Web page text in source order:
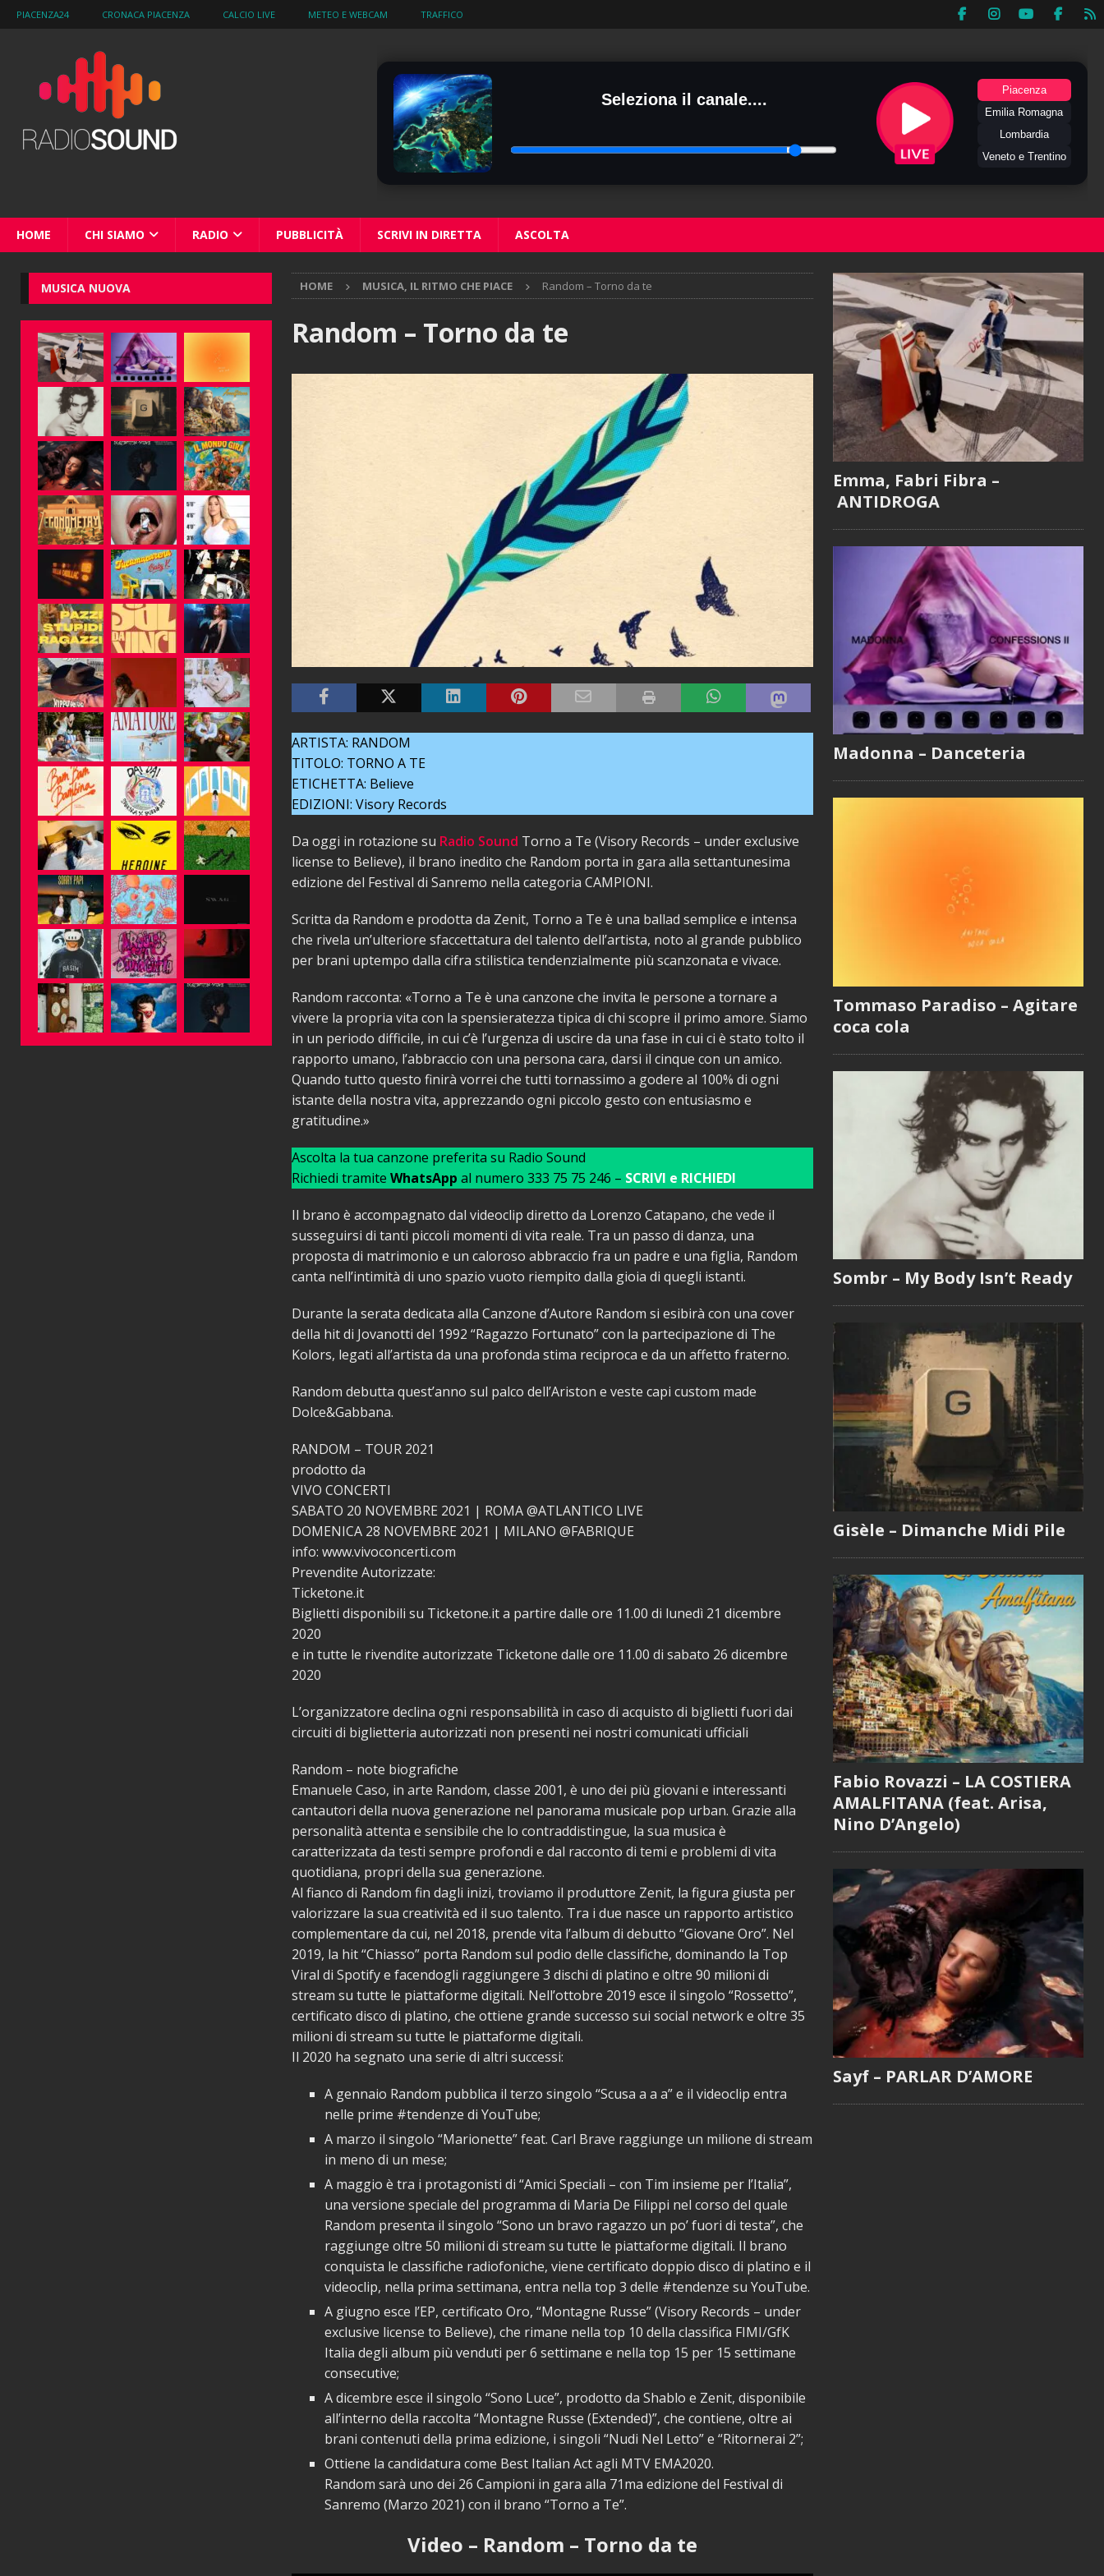
PIACENZA24 CRONACA PIACENZA CALCIO LIVE METEO E WEBCAM TRAFFICO
Seleziona il canale....
Piacenza
Emilia Romagna
Lombardia
Veneto e Trentino
HOME CHI SIAMO RADIO PUBBLICITÀ SCRIVI IN DIRETTA ASCOLTA
HOME MUSICA, IL RITMO CHE PIACE Random – Torno da te
Random – Torno da te
ARTISTA: RANDOM
TITOLO: TORNO A TE
ETICHETTA: Believe
EDIZIONI: Visory Records
Da oggi in rotazione su Radio Sound Torno a Te (Visory Records – under exclusive
license to Believe), il brano inedito che Random porta in gara alla settantunesima
edizione del Festival di Sanremo nella categoria CAMPIONI.
Scritta da Random e prodotta da Zenit, Torno a Te è una ballad semplice e intensa
che rivela un’ulteriore sfaccettatura del talento dell’artista, noto al grande pubblico
per brani uptempo dalla cifra stilistica tendenzialmente più scanzonata e vivace.
Random racconta: «Torno a Te è una canzone che invita le persone a tornare a
vivere la propria vita con la spensieratezza tipica di chi scopre il primo amore. Siamo
in un periodo difficile, in cui c’è l’urgenza di uscire da una fase in cui ci è stato tolto il
rapporto umano, l’abbraccio con una persona cara, darsi il cinque con un amico.
Quando tutto questo finirà vorrei che tutti tornassimo a godere al 100% di ogni
istante della nostra vita, apprezzando ogni piccolo gesto con entusiasmo e
gratitudine.»
Ascolta la tua canzone preferita su Radio Sound
Richiedi tramite WhatsApp al numero 333 75 75 246 – SCRIVI e RICHIEDI
Il brano è accompagnato dal videoclip diretto da Lorenzo Catapano, che vede il
susseguirsi di tanti piccoli momenti di vita reale. Tra un passo di danza, una
proposta di matrimonio e un caloroso abbraccio fra un padre e una figlia, Random
canta nell’intimità di uno spazio vuoto riempito dalla gioia di quegli istanti.
Durante la serata dedicata alla Canzone d’Autore Random si esibirà con una cover
della hit di Jovanotti del 1992 “Ragazzo Fortunato” con la partecipazione di The
Kolors, legati all’artista da una profonda stima reciproca e da un affetto fraterno.
Random debutta quest’anno sul palco dell’Ariston e veste capi custom made
Dolce&Gabbana.
RANDOM – TOUR 2021
prodotto da
VIVO CONCERTI
SABATO 20 NOVEMBRE 2021 | ROMA @ATLANTICO LIVE
DOMENICA 28 NOVEMBRE 2021 | MILANO @FABRIQUE
info: www.vivoconcerti.com
Prevendite Autorizzate:
Ticketone.it
Biglietti disponibili su Ticketone.it a partire dalle ore 11.00 di lunedì 21 dicembre
2020
e in tutte le rivendite autorizzate Ticketone dalle ore 11.00 di sabato 26 dicembre
2020
L’organizzatore declina ogni responsabilità in caso di acquisto di biglietti fuori dai
circuiti di biglietteria autorizzati non presenti nei nostri comunicati ufficiali
Random – note biografiche
Emanuele Caso, in arte Random, classe 2001, è uno dei più giovani e interessanti
cantautori della nuova generazione nel panorama musicale pop urban. Grazie alla
personalità attenta e sensibile che lo contraddistingue, la sua musica è
caratterizzata da testi sempre profondi e dal racconto di temi e problemi di vita
quotidiana, propri della sua generazione.
Al fianco di Random fin dagli inizi, troviamo il produttore Zenit, la figura giusta per
valorizzare la sua creatività ed il suo talento. Tra i due nasce un rapporto artistico
complementare da cui, nel 2018, prende vita l’album di debutto “Giovane Oro”. Nel
2019, la hit “Chiasso” porta Random sul podio delle classifiche, dominando la Top
Viral di Spotify e facendogli raggiungere 3 dischi di platino e oltre 90 milioni di
stream su tutte le piattaforme digitali. Nell’ottobre 2019 esce il singolo “Rossetto”,
certificato disco di platino, che ottiene grande successo sui social network e oltre 35
milioni di stream su tutte le piattaforme digitali.
Il 2020 ha segnato una serie di altri successi:
A gennaio Random pubblica il terzo singolo “Scusa a a a” e il videoclip entra
nelle prime #tendenze di YouTube;
A marzo il singolo “Marionette” feat. Carl Brave raggiunge un milione di stream
in meno di un mese;
A maggio è tra i protagonisti di “Amici Speciali – con Tim insieme per l’Italia”,
una versione speciale del programma di Maria De Filippi nel corso del quale
Random presenta il singolo “Sono un bravo ragazzo un po’ fuori di testa”, che
raggiunge oltre 50 milioni di stream su tutte le piattaforme digitali. Il brano
conquista le classifiche radiofoniche, viene certificato doppio disco di platino e il
videoclip, nella prima settimana, entra nella top 3 delle #tendenze su YouTube.
A giugno esce l’EP, certificato Oro, “Montagne Russe” (Visory Records – under
exclusive license to Believe), che rimane nella top 10 della classifica FIMI/GfK
Italia degli album più venduti per 6 settimane e nella top 15 per 15 settimane
consecutive;
A dicembre esce il singolo “Sono Luce”, prodotto da Shablo e Zenit, disponibile
all’interno della raccolta “Montagne Russe (Extended)”, che contiene, oltre ai
brani contenuti della prima edizione, i singoli “Nudi Nel Letto” e “Ritornerai 2”;
Ottiene la candidatura come Best Italian Act agli MTV EMA2020.
Random sarà uno dei 26 Campioni in gara alla 71ma edizione del Festival di
Sanremo (Marzo 2021) con il brano “Torno a Te”.
Video – Random – Torno da te
MUSICA NUOVA
Emma, Fabri Fibra –
ANTIDROGA
Madonna – Danceteria
Tommaso Paradiso – Agitare
coca cola
Sombr – My Body Isn’t Ready
Gisèle – Dimanche Midi Pile
Fabio Rovazzi – LA COSTIERA
AMALFITANA (feat. Arisa,
Nino D’Angelo)
Sayf – PARLAR D’AMORE